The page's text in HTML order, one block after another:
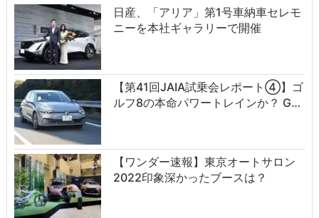
日産、「アリア」第1号車納車セレモ
ニーを本社ギャラリーで開催
【第41回JAIA試乗会レポート④】ゴ
ルフ8の本命パワートレインか？ G…
【ワンダー速報】東京オートサロン
2022印象深かったブースは？